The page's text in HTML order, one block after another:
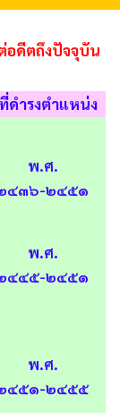
อดีตถึงปัจจุบัน
ดำรงตำแหน่ง
พ.ศ.
๔๓๖-๒๔๕๑
พ.ศ.
๔๔๕-๒๔๕๑
พ.ศ.
๔๕๑-๒๔๕๕